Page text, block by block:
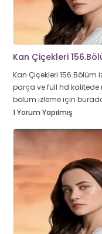
Kan Çiçekleri
Kan Çiçekleri 156.Bölüm
parça ve full hd kalitede
bölüm izleme için
1 Yorum Yapılmış